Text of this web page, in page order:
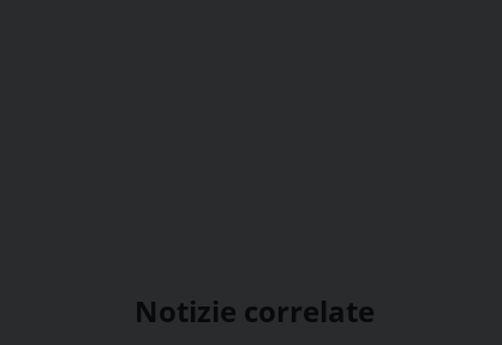
Notizie correlate